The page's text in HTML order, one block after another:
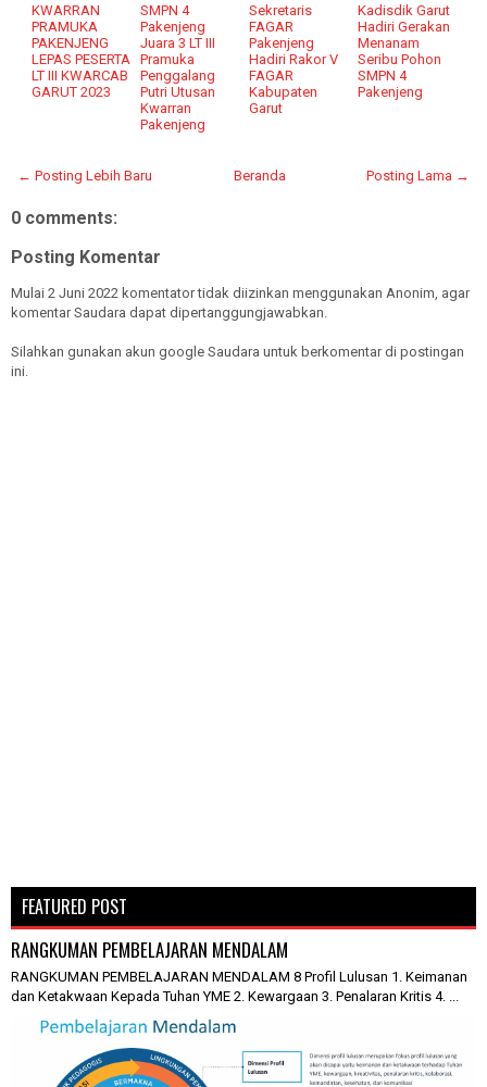
KWARRAN
PRAMUKA
PAKENJENG
LEPAS PESERTA
LT III KWARCAB
GARUT 2023
SMPN 4
Pakenjeng
Juara 3 LT III
Pramuka
Penggalang
Putri Utusan
Kwarran
Pakenjeng
Sekretaris
FAGAR
Pakenjeng
Hadiri Rakor V
FAGAR
Kabupaten
Garut
Kadisdik Garut
Hadiri Gerakan
Menanam
Seribu Pohon
SMPN 4
Pakenjeng
← Posting Lebih Baru Posting Lama →
Beranda
0 comments:
Posting Komentar
Mulai 2 Juni 2022 komentator tidak diizinkan menggunakan Anonim, agar
komentar Saudara dapat dipertanggungjawabkan.
Silahkan gunakan akun google Saudara untuk berkomentar di postingan
ini.
FEATURED POST
RANGKUMAN PEMBELAJARAN MENDALAM
RANGKUMAN PEMBELAJARAN MENDALAM 8 Profil Lulusan 1. Keimanan
dan Ketakwaan Kepada Tuhan YME 2. Kewargaan 3. Penalaran Kritis 4. ...